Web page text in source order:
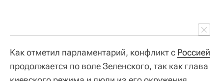
Как отметил парламентарий, конфликт с Россией
продолжается по воле Зеленского, так как глава